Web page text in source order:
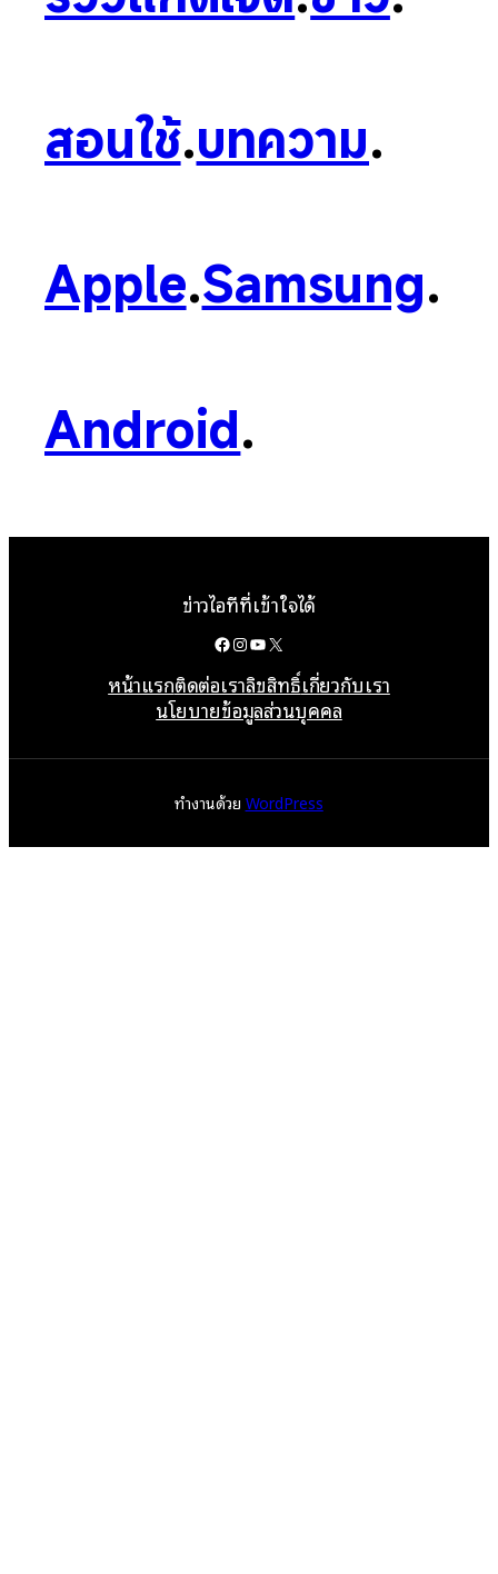
สอนใช้.บทความ.
Apple.Samsung.
Android.
ข่าวไอทีที่เข้าใจได้
Facebook
Instagram
YouTube
X
หน้าแรกติดต่อเราลิขสิทธิ์เกี่ยวกับเรา
นโยบายข้อมูลส่วนบุคคล
ทำงานด้วย WordPress